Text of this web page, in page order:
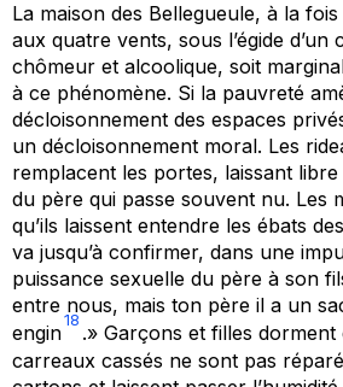
La maison des Bellegueule, à la
aux quatre vents, sous l’égide d’un
chômeur et alcoolique, soit
à ce phénomène. Si la pauvreté
décloisonnement des espaces
un décloisonnement moral. Les
remplacent les portes, laissant
du père qui passe souvent nu. Les
qu’ils laissent entendre les ébats
va jusqu’à confirmer, dans une
puissance sexuelle du père à son
entre nous, mais ton père il a un
engin
18
.» Garçons et filles dorment
carreaux cassés ne sont pas